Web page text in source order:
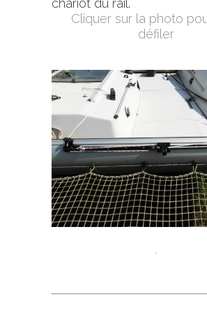
chariot du rail.
Cliquer sur la photo
défiler